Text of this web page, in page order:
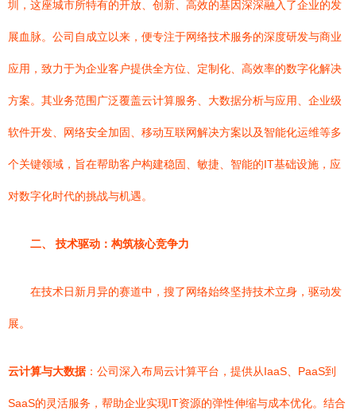
圳，这座城市所特有的开放、创新、高效的基因深深融入了企业的发
展血脉。公司自成立以来，便专注于网络技术服务的深度研发与商业
应用，致力于为企业客户提供全方位、定制化、高效率的数字化解决
方案。其业务范围广泛覆盖云计算服务、大数据分析与应用、企业级
软件开发、网络安全加固、移动互联网解决方案以及智能化运维等多
个关键领域，旨在帮助客户构建稳固、敏捷、智能的IT基础设施，应
对数字化时代的挑战与机遇。
二、 技术驱动：构筑核心竞争力
在技术日新月异的赛道中，搜了网络始终坚持技术立身，驱动发
展。
云计算与大数据：公司深入布局云计算平台，提供从IaaS、PaaS到
SaaS的灵活服务，帮助企业实现IT资源的弹性伸缩与成本优化。结合